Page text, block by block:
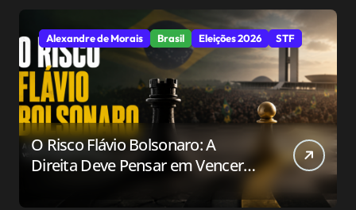
Alexandre de Morais Brasil Eleições 2026 STF
O Risco Flávio Bolsonaro: A
Direita Deve Pensar em Vencer